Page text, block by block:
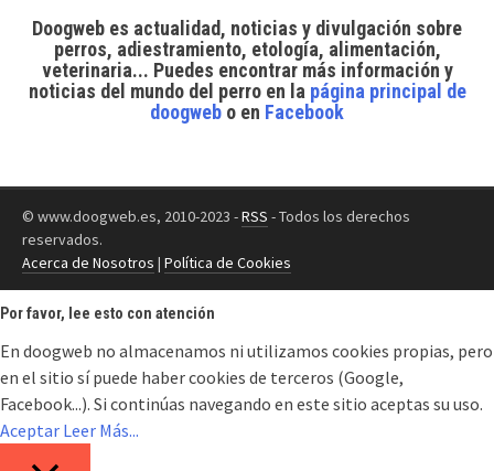
Doogweb es actualidad, noticias y divulgación sobre
perros, adiestramiento, etología, alimentación,
veterinaria... Puedes encontrar más información y
noticias del mundo del perroen la página principal de
doogweb o en Facebook
© www.doogweb.es, 2010-2023 -RSS - Todos los derechos
reservados.
Acerca de Nosotros | Política de Cookies
Por favor, lee esto con atención
En doogweb no almacenamos ni utilizamos cookies propias, pero
en el sitio sí puede haber cookies de terceros (Google,
Facebook...). Si continúas navegando en este sitio aceptas su uso.
Aceptar Leer Más...